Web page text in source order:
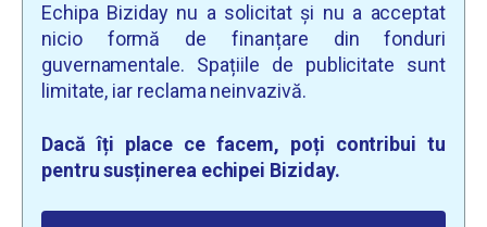
Echipa Biziday nu a solicitat și nu a acceptat
nicio formă de finanțare din fonduri
guvernamentale. Spațiile de publicitate sunt
limitate, iar reclama neinvazivă.
Dacă îți place ce facem, poți contribui tu
pentru susținerea echipei Biziday.